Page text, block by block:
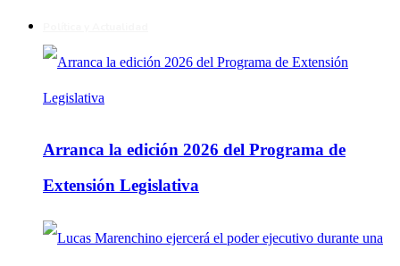
Arranca la edición 2026 del Programa de
Extensión Legislativa